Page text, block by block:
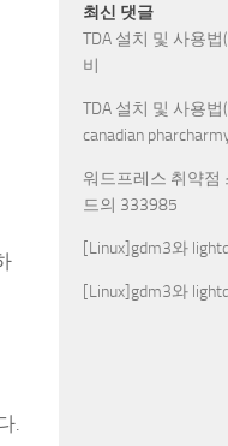
.
최신 댓글
TDA 설치 및 사용법
비
TDA 설치 및 사용법
canadian
워드프레스 취약점
드의 333985
[Linux]gdm3와
[Linux]gdm3와